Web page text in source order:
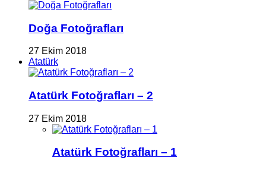
Doğa Fotoğrafları
27 Ekim 2018
Atatürk
Atatürk Fotoğrafları – 2
27 Ekim 2018
Atatürk Fotoğrafları – 1